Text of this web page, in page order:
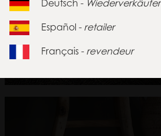
Deutsch - Wiederverkäufer
Español - retailer
Français - revendeur